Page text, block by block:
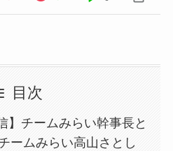
目次
】チームみらい幹事長と
ームみらい高山さとし